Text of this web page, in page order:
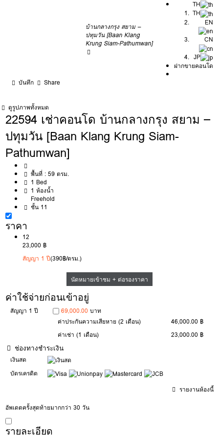
บ้านกลางกรุง สยาม –
ปทุมวัน [Baan Klang
Krung Siam-Pathumwan]
TH
TH
EN
CN
JP
ฝากขายคอนโด
บันทึก
Share
ดูรูปภาพทั้งหมด
22594 เช่าคอนโด บ้านกลางกรุง สยาม –
ปทุมวัน [Baan Klang Krung Siam-
Pathumwan]
พื้นที่ :59 ตรม.
1 Bed
1 ห้องน้ำ
Freehold
ชั้น 11
ราคา
12
23,000 ฿
สัญญา 1 ปี(390฿/ตรม.)
นัดหมายเข้าชม + ต่อรองราคา
ค่าใช้จ่ายก่อนเข้าอยู่
สัญญา 1 ปี 69,000.00 บาท
ค่าประกันความเสียหาย(2 เดือน)
46,000.00 ฿
ค่าเช่า(1 เดือน) 23,000.00 ฿
ช่องทางชำระเงิน
เงินสด
บัตรเครดิต
รายงานห้องนี้
อัพเดตครั้งสุดท้ายมากกว่า 30 วัน
รายละเอียด